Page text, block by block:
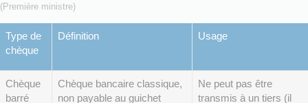
(Première ministre)
Type de
chèque
Définition Usage
Chèque
barré
Chèque bancaire classique,
non payable au guichet
Ne peut pas être
transmis à un tiers (il